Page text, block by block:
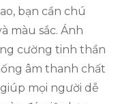
bạn cần chú
màu sắc. Ánh
cường tinh thần
âm thanh chất
mọi người dễ